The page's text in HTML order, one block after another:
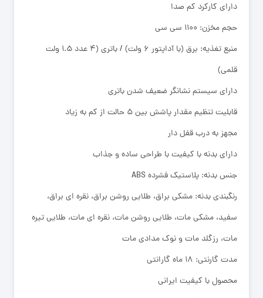
دارای کارکرد کم صدا
حجم مخزن: ۱۱۰۰ سی سی
منبع تغذیه: برق (با آداپتور ۶ ولت) / باتری (۴ عدد ۱.۵ ولت
قلمی)
دارای سیستم نشانگر ضعیف شدن باتری
قابلیت تنظیم مقدار پاشش بین ۵ حالت از کم به زیاد
مجهز به درب قفل دار
دارای بدنه با کیفیت با طراحی ساده و جذاب
جنس بدنه: پلاستیک فشرده ABS
رنگبندی بدنه: مشکی براق، طلایی روشن براق، نقره ای براق،
سفید، مشکی مات، طلایی روشن مات، نقره ای مات، طلایی تیره
مات، رزگلد مات و نوک مدادی مات
مدت گارنتی: ۱۸ ماه گارانتی
محصول با کیفیت ایرانی